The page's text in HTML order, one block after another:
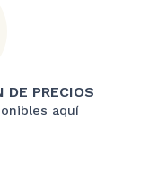
DE PRECIOS
aquí